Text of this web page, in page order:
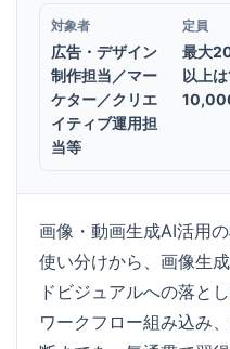
対象者
広告・デザイン
制作担当／マー
ケター／クリエ
イティブ運用担
当等
定員
最大
以上
画像・動画生成AI活用
使い分けから、画像生
ドビジュアルへの落と
ワークフロー組み込み